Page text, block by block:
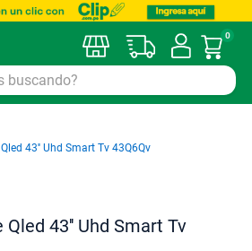
Mi
0
43'' Uhd Smart Tv 43Q6Qv
43'' Uhd Smart Tv